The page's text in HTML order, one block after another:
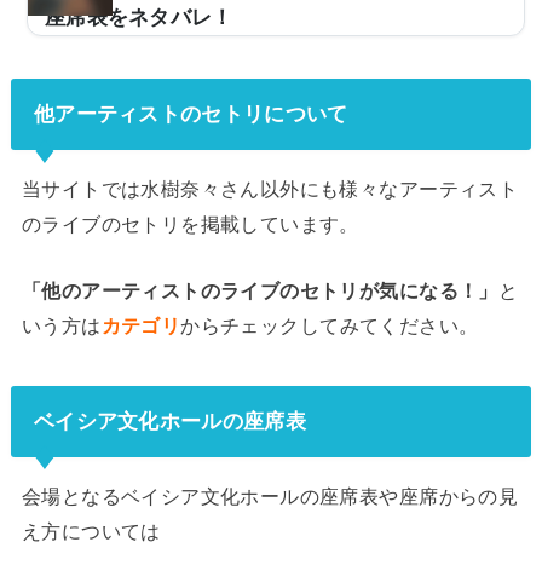
座席表をネタバレ！
E EXPRESS 2019』をスタートさせます。ここでは、水
樹奈々さんのライブの日程やセトリ一覧、各会場の座席
sbygoogle || ).push({});(adsbygoogle = window.adsbyg
oogle || ).push({});水樹奈々『LIVE EXPRESS 2019』日
程とセトリ一覧！※『＋』マークをタップでセトリ一覧
が表示されます！1.WHAT YOU WANT 2.Poison Lily 3.
7.ETERNAL BLAZE 8.cherish 9.SUPER GENERATION
10.Ta...
他アーティストのセトリについて
当サイトでは水樹奈々さん以外にも様々なアーティスト
のライブのセトリを掲載しています。
「他のアーティストのライブのセトリが気になる！」
と
いう方は カテゴリからチェックしてみてください。
ベイシア文化ホールの座席表
会場となるベイシア文化ホールの座席表や座席からの見
え方については